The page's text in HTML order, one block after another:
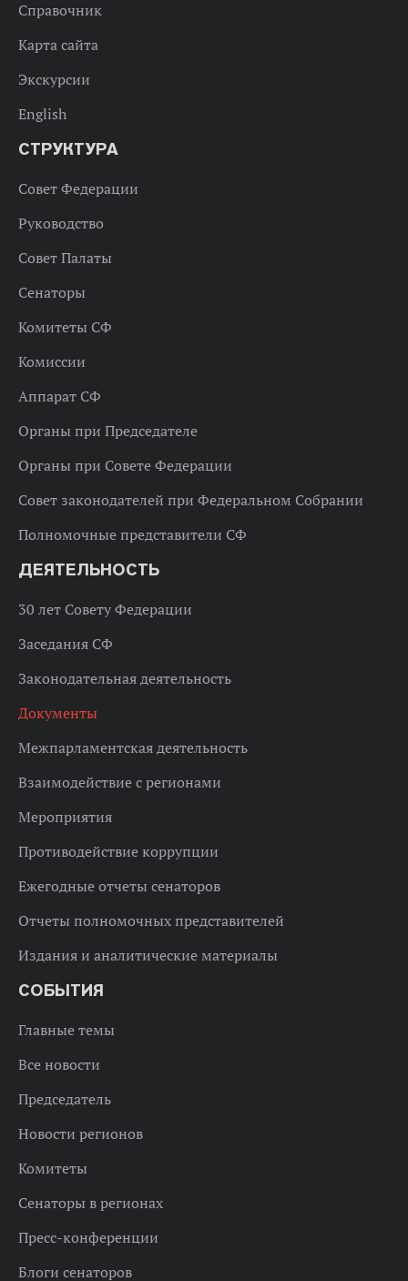
Справочник
Карта сайта
Экскурсии
English
СТРУКТУРА
Совет Федерации
Руководство
Совет Палаты
Сенаторы
Комитеты СФ
Комиссии
Аппарат СФ
Органы при Председателе
Органы при Совете Федерации
Совет законодателей при Федеральном Собрании
Полномочные представители СФ
ДЕЯТЕЛЬНОСТЬ
30 лет Совету Федерации
Заседания СФ
Законодательная деятельность
Документы
Межпарламентская деятельность
Взаимодействие с регионами
Мероприятия
Противодействие коррупции
Ежегодные отчеты сенаторов
Отчеты полномочных представителей
Издания и аналитические материалы
СОБЫТИЯ
Главные темы
Все новости
Председатель
Новости регионов
Комитеты
Сенаторы в регионах
Пресс-конференции
Блоги сенаторов